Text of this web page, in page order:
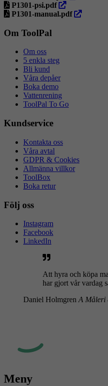
ny
P1301-psi.pdf öppna
i
P1301-manual.pdf öppna
Om ToolPal
Om oss
5 enkla steg
Bli kund
Våra depåer
Boka demo
Vattenrening
ToolPal To Go
Kundservice
Kontakta oss
Våra avtal
GDPR & Cookies
Allmänna villkor
ToolBox
Boka retur
Följ oss
Instagram
Facebook
LinkedIn
Att hyra och köpa
har gjort vår vardag
Daniel Holmgren A Måleri
Meny